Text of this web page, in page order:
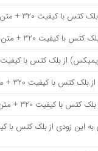
کیفیت 320 + متن آهنگ
کیفیت 320 + متن آهنگ
از بلک کتس با کیفیت 320 + متن آهنگ
با کیفیت 320 + متن آهنگ
کیفیت 320 + متن آهنگ